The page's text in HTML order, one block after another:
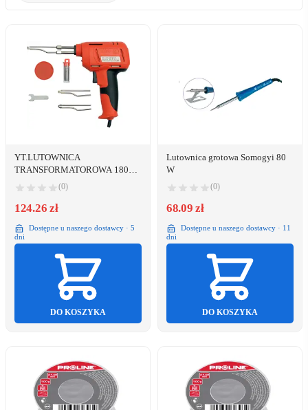
YT.LUTOWNICA
TRANSFORMATOROWA 180W
(0)
124.26 zł
Dostępne u naszego dostawcy · 5
dni
DO KOSZYKA
Lutownica grotowa Somogyi 80
W
(0)
68.09 zł
Dostępne u naszego dostawcy · 11
dni
DO KOSZYKA